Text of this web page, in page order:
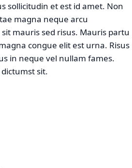
sollicitudin et est id amet. Non
magna neque arcu
mauris sed risus. Mauris partu
congue elit est urna. Risus
in neque vel nullam fames.
sit.